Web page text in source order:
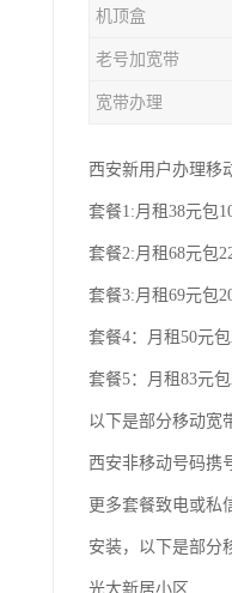
机顶盒
老号加宽带
宽带办理
西安新用户办理移
套餐1:月租38元包
套餐2:月租68元包
套餐3:月租69元包
套餐4：月租50元
套餐5：月租83元
以下是部分移动宽
西安非移动号码携
更多套餐致电或私
安装，以下是部分
光大新居小区